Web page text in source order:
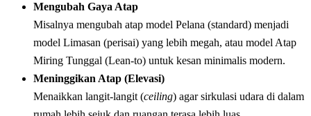
Mengubah Gaya Atap
Misalnya mengubah atap model Pelana (standard) menjadi
model Limasan (perisai) yang lebih megah, atau model Atap
Miring Tunggal (Lean-to) untuk kesan minimalis modern.
Meninggikan Atap (Elevasi)
Menaikkan langit-langit (ceiling) agar sirkulasi udara di dalam